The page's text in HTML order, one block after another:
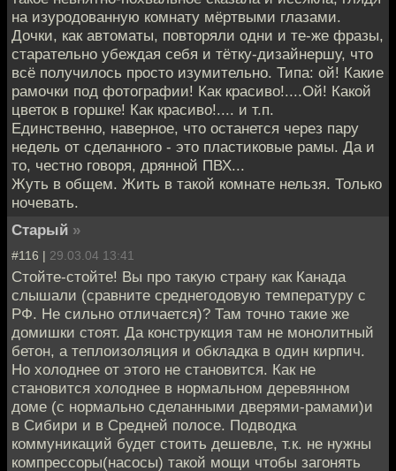
на изуродованную комнату мёртвыми глазами.
Дочки, как автоматы, повторяли одни и те-же фразы,
старательно убеждая себя и тётку-дизайнершу, что
всё получилось просто изумительно. Типа: ой! Какие
рамочки под фотографии! Как красиво!....Ой! Какой
цветок в горшке! Как красиво!.... и т.п.
Единственно, наверное, что останется через пару
недель от сделанного - это пластиковые рамы. Да и
то, честно говоря, дрянной ПВХ...
Жуть в общем. Жить в такой комнате нельзя. Только
ночевать.
Старый »
#116 | 29.03.04 13:41
Стойте-стойте! Вы про такую страну как Канада
слышали (сравните среднегодовую температуру с
РФ. Не сильно отличается)? Там точно такие же
домишки стоят. Да конструкция там не монолитный
бетон, а теплоизоляция и обкладка в один кирпич.
Но холоднее от этого не становится. Как не
становится холоднее в нормальном деревянном
доме (с нормально сделанными дверями-рамами)и
в Сибири и в Средней полосе. Подводка
коммуникаций будет стоить дешевле, т.к. не нужны
компрессоры(насосы) такой мощи чтобы загонять